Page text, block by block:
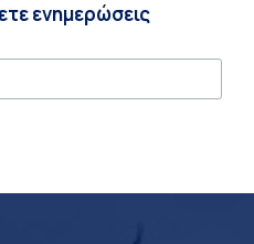
ενημερώσεις